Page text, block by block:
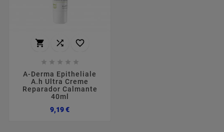
  
    
A-Derma Epitheliale
A.h Ultra Creme
Reparador Calmante
40ml
9,19 €Preço